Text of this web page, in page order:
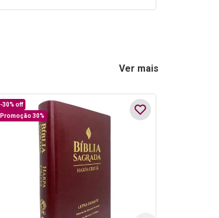
Ver mais
-30% off
Promoção 30%